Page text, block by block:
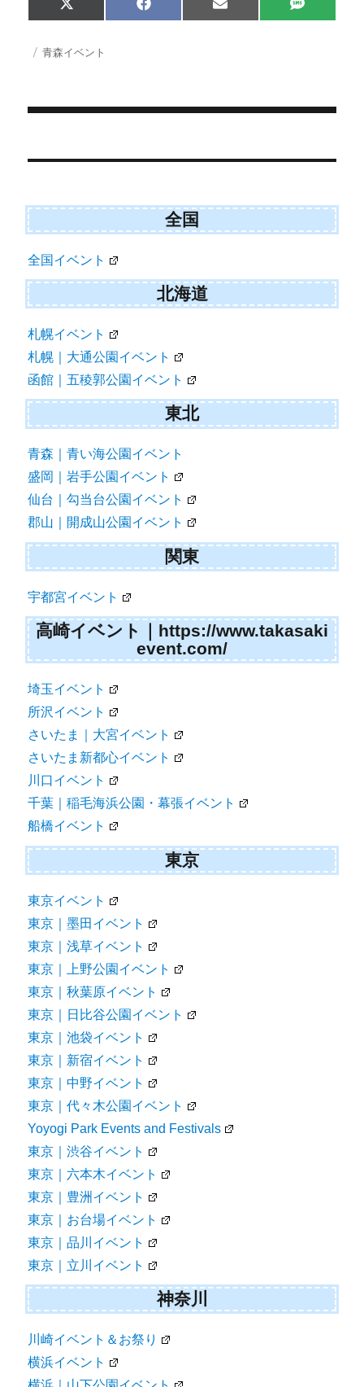
Share
on
X
(
w
r
Share
on
F
a
Share
on
E
m
Share
on
S
M
投 カ
青森イベント
稿
ビ
ゲ
ー
シ
ョ
ン
全国
全国イベント
北海道
札幌イベント
札幌｜大通公園イベント
函館｜五稜郭公園イベント
東北
青森｜青い海公園イベント
盛岡｜岩手公園イベント
仙台｜勾当台公園イベント
郡山｜開成山公園イベント
関東
宇都宮イベント
高崎イベント｜https://www.takasaki
event.com/
埼玉イベント
所沢イベント
さいたま｜大宮イベント
さいたま新都心イベント
川口イベント
千葉｜稲毛海浜公園・幕張イベント
船橋イベント
東京
東京イベント
東京｜墨田イベント
東京｜浅草イベント
東京｜上野公園イベント
東京｜秋葉原イベント
東京｜日比谷公園イベント
東京｜池袋イベント
東京｜新宿イベント
東京｜中野イベント
東京｜代々木公園イベント
Yoyogi Park Events and Festivals
東京｜渋谷イベント
東京｜六本木イベント
東京｜豊洲イベント
東京｜お台場イベント
東京｜品川イベント
東京｜立川イベント
神奈川
川崎イベント＆お祭り
横浜イベント